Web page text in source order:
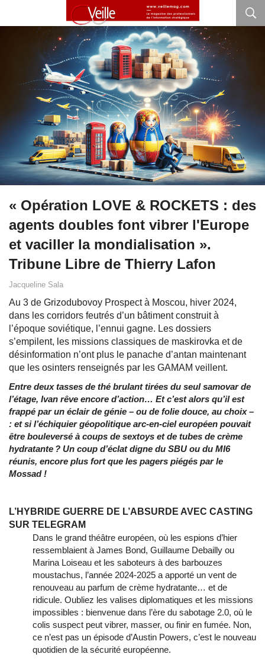
« Opération LOVE & ROCKETS : des
agents doubles font vibrer l'Europe
et vaciller la mondialisation ».
Tribune Libre de Thierry Lafon
Jacqueline Sala
Au 3 de Grizodubovoy Prospect à Moscou, hiver 2024,
dans les corridors feutrés d’un bâtiment construit à
l’époque soviétique, l’ennui gagne. Les dossiers
s’empilent, les missions classiques de maskirovka et de
désinformation n’ont plus le panache d’antan maintenant
que les osinters renseignés par les GAMAM veillent.
Entre deux tasses de thé brulant tirées du seul samovar de
l’étage, Ivan rêve encore d’action… Et c’est alors qu’il est
frappé par un éclair de génie – ou de folie douce, au choix –
: et si l’échiquier géopolitique arc-en-ciel européen pouvait
être bouleversé à coups de sextoys et de tubes de crème
hydratante ? Un coup d’éclat digne du SBU ou du MI6
réunis, encore plus fort que les pagers piégés par le
Mossad !
L’HYBRIDE GUERRE DE L’ABSURDE AVEC CASTING
SUR TELEGRAM
Dans le grand théâtre européen, où les espions d’hier
ressemblaient à James Bond, Guillaume Debailly ou
Marina Loiseau et les saboteurs à des barbouzes
moustachus, l’année 2024-2025 a apporté un vent de
renouveau au parfum de crème hydratante… et de
ridicule. Oubliez les valises diplomatiques et les missions
impossibles : bienvenue dans l’ère du sabotage 2.0, où le
colis suspect peut vibrer, masser, ou finir en fumée. Non,
ce n’est pas un épisode d’Austin Powers, c’est le nouveau
quotidien de la sécurité européenne.